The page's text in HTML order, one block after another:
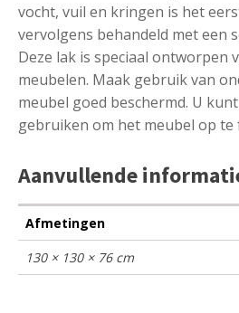
vocht, vuil en kringen is het
vervolgens behandeld met een
Deze lak is speciaal ontworpen
meubelen. Maak gebruik van
meubel goed beschermd. U
gebruiken om het meubel op te
Aanvullende
Afmetingen
130 × 130 × 76 cm